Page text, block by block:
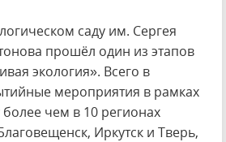
саду им. Сергея
прошёл один из этапов
экология». Всего в
мероприятия в рамках
чем в 10 регионах
Иркутск и Тверь,